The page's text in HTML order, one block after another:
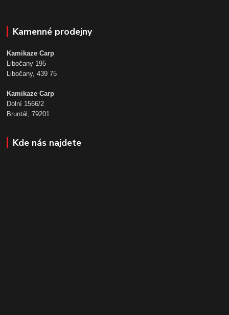
Kamenné prodejny
Kamikaze Carp
Libočany 195
Libočany, 439 75
Kamikaze Carp
Dolní 1566/2
Bruntál, 79201
Kde nás najdete